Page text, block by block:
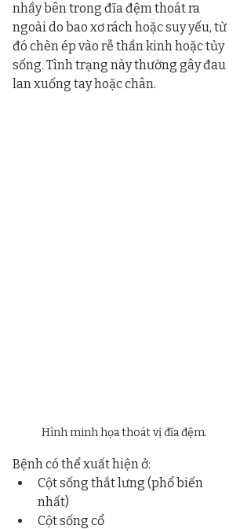
nhầy bên trong đĩa đệm thoát ra
ngoài do bao xơ rách hoặc suy yếu, từ
đó chèn ép vào rễ thần kinh hoặc tủy
sống. Tình trạng này thường gây đau
lan xuống tay hoặc chân.
Hình minh họa thoát vị đĩa đệm.
Bệnh có thể xuất hiện ở:
Cột sống thắt lưng (phổ biến
nhất)
Cột sống cổ